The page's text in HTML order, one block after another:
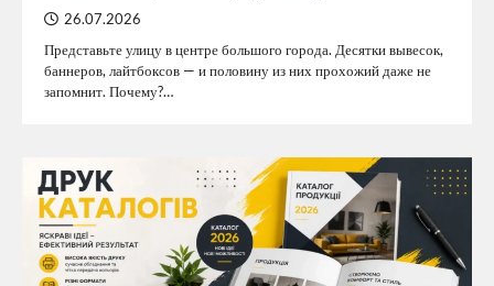
26.07.2026
Представьте улицу в центре большого города. Десятки вывесок,
баннеров, лайтбоксов — и половину из них прохожий даже не
запомнит. Почему?…